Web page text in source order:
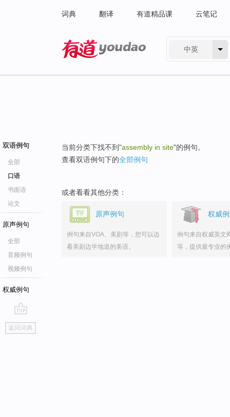
词典 翻译 有道精品课 云笔记
中英
双语例句
全部
口语
书面语
论文
原声例句
全部
音频例句
视频例句
权威例句
go
top
返回词典
当前分类下找不到"assembly in site"的例句。
查看双语例句下的全部例句
或者看看其他分类：
原声例句
例句来自VOA、美剧等，您可以边
看美剧边学地道的美语。
权威
例句来自权威英文
等，提供最专业的